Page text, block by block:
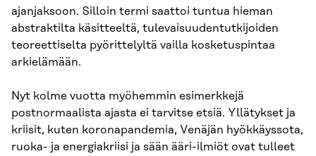
ajanjaksoon. Silloin termi saattoi tuntua hieman
abstraktilta käsitteeltä, tulevaisuudentutkijoiden
teoreettiselta pyörittelyltä vailla kosketuspintaa
arkielämään.
Nyt kolme vuotta myöhemmin esimerkkejä
postnormaalista ajasta ei tarvitse etsiä. Yllätykset ja
kriisit, kuten koronapandemia, Venäjän hyökkäyssota,
ruoka- ja energiakriisi ja sään ääri-ilmiöt ovat tulleet